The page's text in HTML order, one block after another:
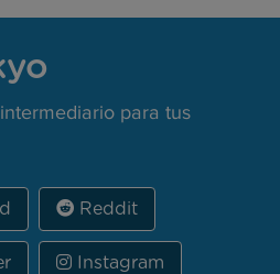
para tus
Reddit
Instagram